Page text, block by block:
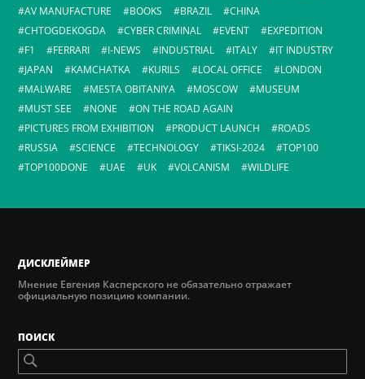
AV MANUFACTURE
BOOKS BRAZIL
CHINA
CHTOGDEKOGDA
CYBER CRIMINAL EVENT
EXPEDITION
F1
FERRARI I-NEWS INDUSTRIAL ITALY
IT INDUSTRY
JAPAN
KAMCHATKA KURILS LOCAL OFFICE
LONDON
MALWARE
MESTA OBITANIYA MOSCOW
MUSEUM
MUST SEE
NONE
ON THE ROAD AGAIN
PICTURES FROM EXHIBITION
PRODUCT LAUNCH
ROADS
RUSSIA
SCIENCE TECHNOLOGY TIKSI-2024
TOP100
TOP100DONE
UAE UK VOLCANISM WILDLIFE
ДИСКЛЕЙМЕР
Мнение Евгения Касперского не обязательно отражает
официальную позицию компании.
ПОИСК